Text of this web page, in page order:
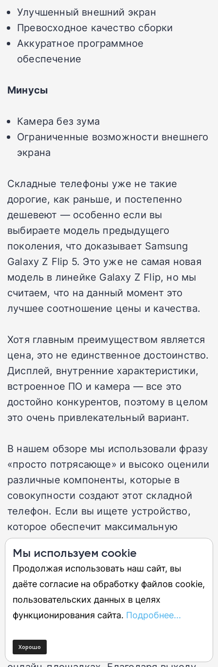
Улучшенный внешний экран
Превосходное качество сборки
Аккуратное программное
обеспечение
Минусы
Камера без зума
Ограниченные возможности внешнего
экрана
Складные телефоны уже не такие
дорогие, как раньше, и постепенно
дешевеют — особенно если вы
выбираете модель предыдущего
поколения, что доказывает Samsung
Galaxy Z Flip 5. Это уже не самая новая
модель в линейке Galaxy Z Flip, но мы
считаем, что на данный момент это
лучшее соотношение цены и качества.
Хотя главным преимуществом является
цена, это не единственное достоинство.
Дисплей, внутренние характеристики,
встроенное ПО и камера — все это
достойно конкурентов, поэтому в целом
это очень привлекательный вариант.
В нашем обзоре мы использовали фразу
«просто потрясающе» и высоко оценили
различные компоненты, которые в
совокупности создают этот складной
телефон. Если вы ищете устройство,
которое обеспечит максимальную
отдачу от вложенных средств, это
может быть именно то, что вам нужно.
Цена и доступность в России
Samsung Galaxy Z Flip 5 широко
сетях (DNS, М.Видео, Эльдорадо) и на
Мы используем cookie
Продолжая использовать наш сайт, вы
даёте согласие на обработку файлов cookie,
пользовательских данных в целях
функционирования сайта. Подробнее...